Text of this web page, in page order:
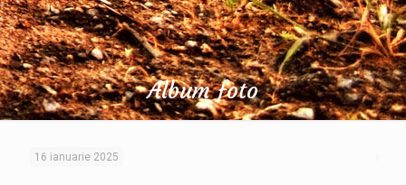
Album foto
16 ianuarie 2025